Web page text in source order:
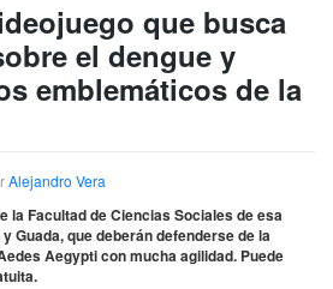
que busca
el dengue y
emblemáticos de la
Alejandro Vera
la Facultad de Ciencias Sociales de esa
Guada, que deberán defenderse de la
Aegypti con mucha agilidad. Puede